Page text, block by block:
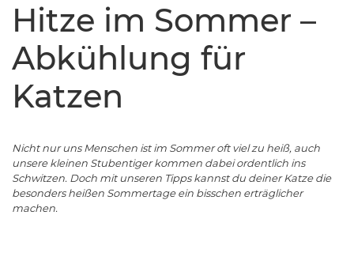
Hitze im Sommer –
Abkühlung für
Katzen
Nicht nur uns Menschen ist im Sommer oft viel zu heiß, auch
unsere kleinen Stubentiger kommen dabei ordentlich ins
Schwitzen. Doch mit unseren Tipps kannst du deiner Katze die
besonders heißen Sommertage ein bisschen erträglicher
machen.